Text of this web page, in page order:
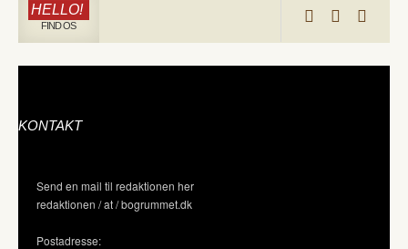
HELLO!
FIND OS
KONTAKT
Send en mail til redaktionen her
redaktionen / at / bogrummet.dk
Postadresse: